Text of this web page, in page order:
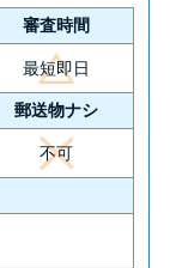
審査時間
最短即日
郵送物ナシ
不可